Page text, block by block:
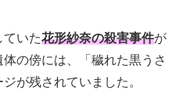
いた花形紗奈の殺害事件が
の傍には、「穢れた黒うさ
が残されていました。